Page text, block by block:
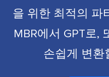
을 위한 최적의 파
MBR에서 GPT로,
손쉽게 변환